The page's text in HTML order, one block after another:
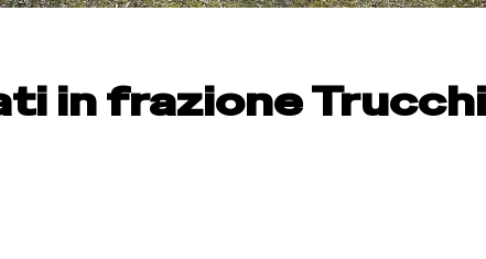
in frazione Trucchi